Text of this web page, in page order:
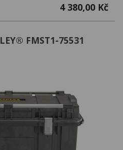
4 380,00 Kč
FMST1-75531